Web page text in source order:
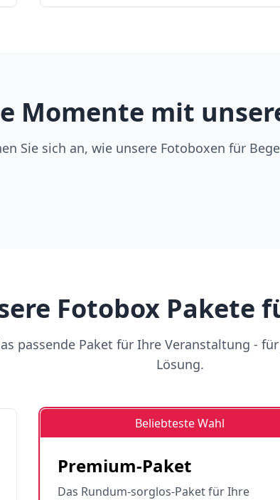
Momente mit
Sie sich an, wie unsere Fotoboxen für
Fotobox Pakete
passende Paket für Ihre Veranstaltung -
Lösung.
Beliebteste Wahl
Premium-Paket
Das Rundum-sorglos-Paket für Ihre